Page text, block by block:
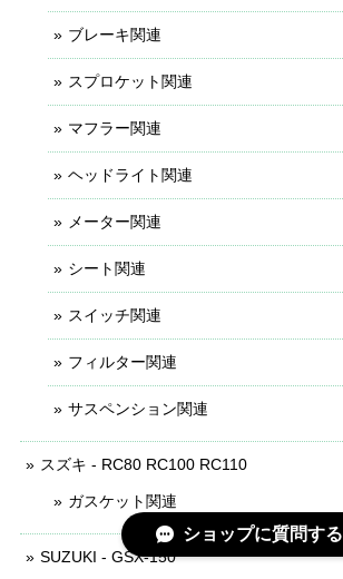
ブレーキ関連
スプロケット関連
マフラー関連
ヘッドライト関連
メーター関連
シート関連
スイッチ関連
フィルター関連
サスペンション関連
スズキ - RC80 RC100 RC110
ガスケット関連
SUZUKI - GSX-150
ショップに質問する